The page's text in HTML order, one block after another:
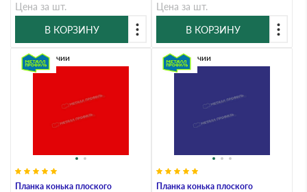
Цена за шт.
В КОРЗИНУ
Цена за шт.
В КОРЗИНУ
Планка конька плоского
В наличии
Планка конька плоского
В наличии